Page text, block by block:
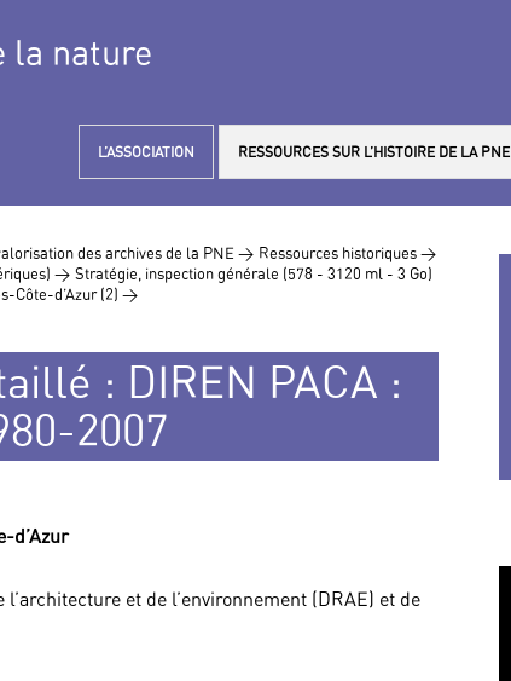
la nature
L’ASSOCIATION RESSOURCES SUR L’HISTOIRE DE LA PNE
des archives de la PNE > Ressources historiques >
> Stratégie, inspection générale (578 - 3120 ml - 3 Go)
Côte-d’Azur (2) >
: DIREN PACA :
2007
d’Azur
et de l’environnement (DRAE) et de